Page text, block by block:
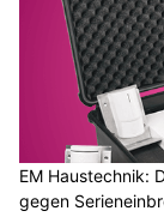
EM Haustechnik:
gegen